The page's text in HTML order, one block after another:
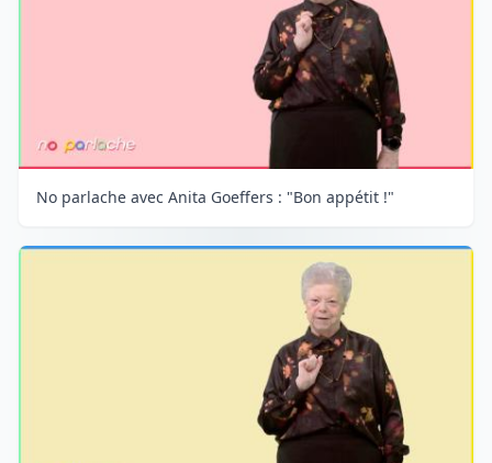
No parlache avec Anita Goeffers : "Bon appétit !"